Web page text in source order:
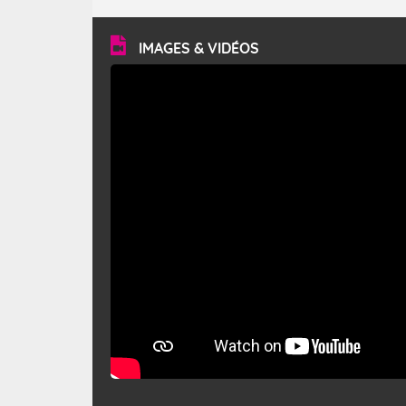
vitesse moyenne de 50 km/h et atteindre 80 à 100 km/h
en rafales, parfois davantage. Il parcourt la basse vallée
du Rhône et la Provence et envahit le littoral
méditerranéen à partir de la Camargue.
IMAGES & VIDÉOS